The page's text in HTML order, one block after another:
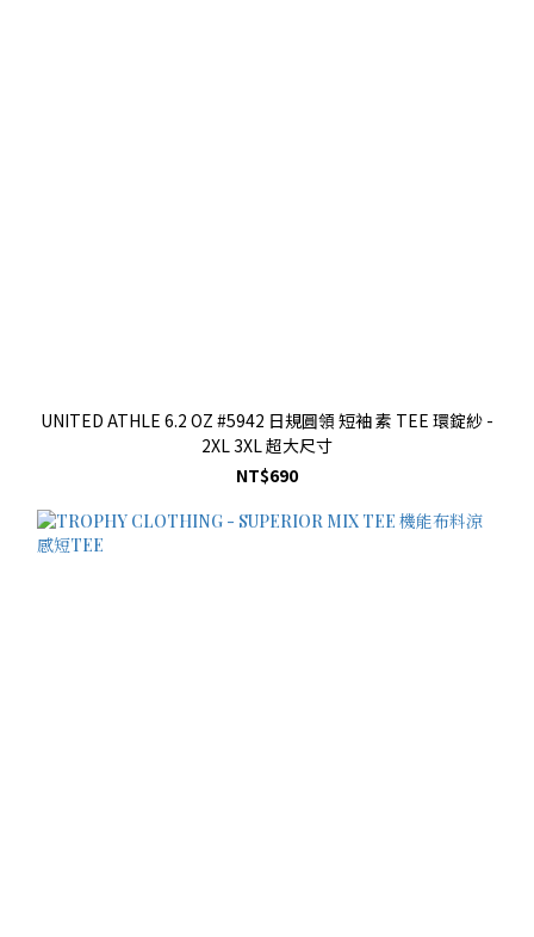
UNITED ATHLE 6.2 OZ #5942 日規圓領 短袖 素 TEE 環錠紗 -
2XL 3XL 超大尺寸
NT$690